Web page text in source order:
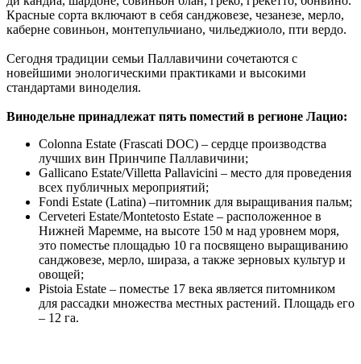
Красные сорта включают в себя санджовезе, чезанезе, мерло,
каберне совиньон, монтепульчиано, чильеджиоло, пти вердо.
Сегодня традиции семьи Паллавичини сочетаются с
новейшими энологическими практиками и высокими
стандартами виноделия.
Винодельне принадлежат пять поместий в регионе Лацио:
Colonna Estate (Frascati DOC) – сердце производства
лучших вин Принчипе Паллавичини;
Gallicano Estate/Villetta Pallavicini – место для проведения
всех публичных мероприятий;
Fondi Estate (Latina) –питомник для выращивания пальм;
Cerveteri Estate/Montetosto Estate – расположенное в
Нижней Маремме, на высоте 150 м над уровнем моря,
это поместье площадью 10 га посвящено выращиванию
санджовезе, мерло, шираза, а также зерновых культур и
овощей;
Pistoia Estate – поместье 17 века является питомником
для рассадки множества местных растений. Площадь его
– 12 га.